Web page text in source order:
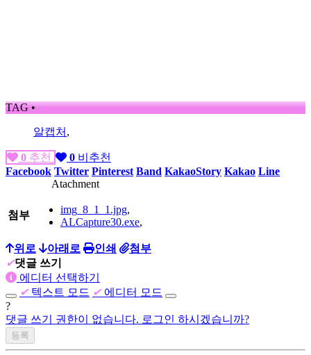
TAG •
알캡처 ,
0 추천 0 비추천
Facebook Twitter Pinterest Band KakaoStory Kakao Line
Atachment
첨부 img_8_1_1.jpg,
ALCapture30.exe,
위로 아래로 인쇄
첨부
✔댓글 쓰기
에디터 선택하기
✔ 텍스트 모드 ✔ 에디터 모드
?
댓글 쓰기 권한이 없습니다. 로그인 하시겠습니까?